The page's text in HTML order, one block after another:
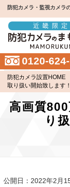
防犯カメラ・監視カメラ
近畿限定
0120-
防犯カメラ設置HOME
取り扱い開始致します！
高画質
り
公開日：2022年2月